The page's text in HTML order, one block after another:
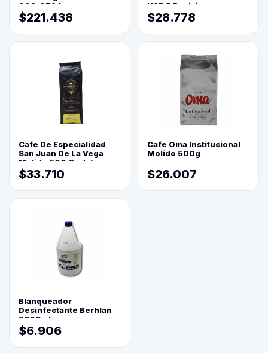
003-0794
$221.438
USB 5 Posiciones
$28.778
Cafe De Especialidad
San Juan De La Vega
Molido 500 Grs(=)
$33.710
Cafe Oma Institucional
Molido 500g
$26.007
Blanqueador
Desinfectante Berhlan
3800ml
$6.906